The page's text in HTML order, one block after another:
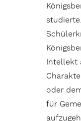
Intellekt
oder
für